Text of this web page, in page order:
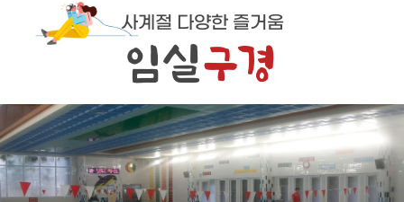
사계절 다양한 즐거움
임실구경
임실명소구경 사계절축제구경